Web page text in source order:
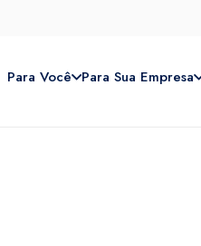
Para Você Para Sua Empresa